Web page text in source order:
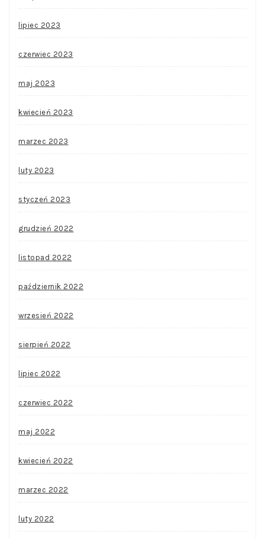
lipiec 2023
czerwiec 2023
maj 2023
kwiecień 2023
marzec 2023
luty 2023
styczeń 2023
grudzień 2022
listopad 2022
październik 2022
wrzesień 2022
sierpień 2022
lipiec 2022
czerwiec 2022
maj 2022
kwiecień 2022
marzec 2022
luty 2022